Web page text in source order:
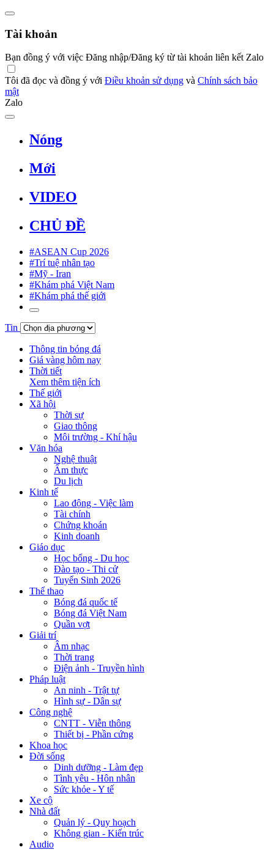
Tài khoản
Bạn đồng ý với việc Đăng nhập/Đăng ký từ tài khoản liên kết Zalo
Tôi đã đọc và đồng ý với Điều khoản sử dụng và Chính sách bảo
mật
Zalo
Nóng
Mới
VIDEO
CHỦ ĐỀ
#ASEAN Cup 2026
#Trí tuệ nhân tạo
#Mỹ - Iran
#Khám phá Việt Nam
#Khám phá thế giới
Tin
Thông tin bóng đá
Giá vàng hôm nay
Thời tiết
Xem thêm tiện ích
Thế giới
Xã hội
Thời sự
Giao thông
Môi trường - Khí hậu
Văn hóa
Nghệ thuật
Ẩm thực
Du lịch
Kinh tế
Lao động - Việc làm
Tài chính
Chứng khoán
Kinh doanh
Giáo dục
Học bổng - Du học
Đào tạo - Thi cử
Tuyển Sinh 2026
Thể thao
Bóng đá quốc tế
Bóng đá Việt Nam
Quần vợt
Giải trí
Âm nhạc
Thời trang
Điện ảnh - Truyền hình
Pháp luật
An ninh - Trật tự
Hình sự - Dân sự
Công nghệ
CNTT - Viễn thông
Thiết bị - Phần cứng
Khoa học
Đời sống
Dinh dưỡng - Làm đẹp
Tình yêu - Hôn nhân
Sức khỏe - Y tế
Xe cộ
Nhà đất
Quản lý - Quy hoạch
Không gian - Kiến trúc
Audio